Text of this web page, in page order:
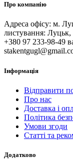
Про компанію
Адреса офісу: м.
листування: Луцьк,
+380 97 233-98-49
Інформація
Відправити
Про нас
Доставка і
Політика
Умови згоди
Статті та
Додатково